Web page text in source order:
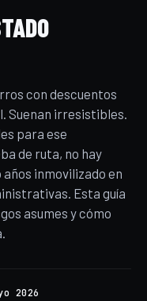
con descuentos
Suenan irresistibles.
para ese
de ruta, no hay
inmovilizado en
Esta guía
asumes y cómo
2026